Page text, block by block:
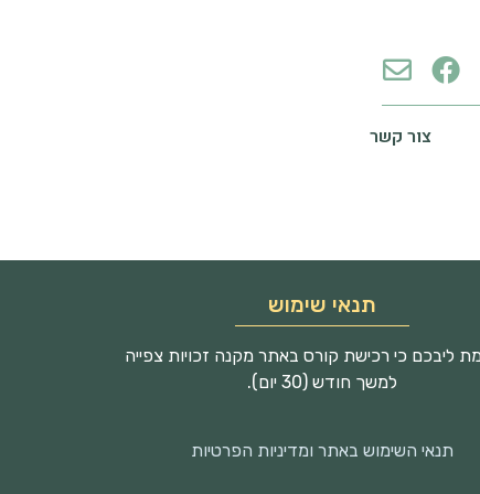
צור קשר
תנאי שימוש
ליבכם כי רכישת קורס באתר מקנה זכויות צפייה
למשך חודש (30 יום).
תנאי השימוש באתר ומדיניות הפרטיות